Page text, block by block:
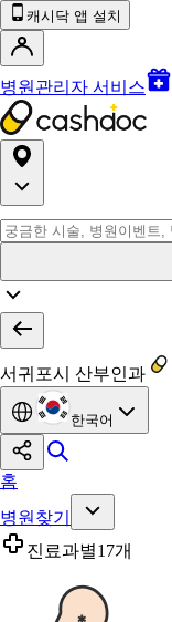
캐시닥 앱 설치
병원관리자 서비스
서귀포시 산부인과
한국어
홈
병원찾기
진료과별17개